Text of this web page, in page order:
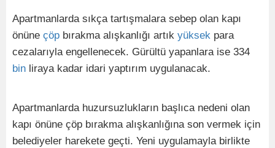
Apartmanlarda sıkça tartışmalara sebep olan kapı
önüne çöp bırakma alışkanlığı artık yüksek para
cezalarıyla engellenecek. Gürültü yapanlara ise 334
bin liraya kadar idari yaptırım uygulanacak.
Apartmanlarda huzursuzlukların başlıca nedeni olan
kapı önüne çöp bırakma alışkanlığına son vermek için
belediyeler harekete geçti. Yeni uygulamayla birlikte